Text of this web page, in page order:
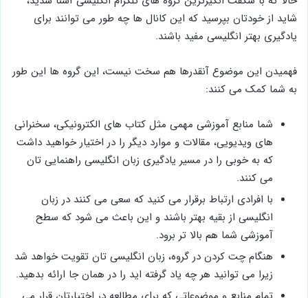
شاید از خودتان بپرسید که این کانال ها چه طور می‌ توانند برای
یادگیری بهتر انگلیسی مفید باشند.
فهمیدن این موضوع آنقدرها هم سخت نیست، این گروه ها این طور
به شما کمک می کنند:
شما منابع آموزشی مهمی مثل کتاب‌ های الکترونیکی، سخنرانی
‌های ویدیویی، مقالات و موارد دیگر را در اختیار خواهید داشت
که به خوبی را در مسیر یادگیری زبان انگلیسی راهنمایی تان
می ‌کنند.
با افرادی ارتباط برقرار می کنید که سعی می کنند در زبان
انگلیسی از بقیه بهتر باشند و این باعث می شود که سطح
آموزشی شما هم بالا تر برود.
هنگام چت کردن در گروه، زبان انگلیسی تان تقویت خواهد شد
زیرا می توانید هر چه یاد گرفته اید را در همان جا ارائه بدهید.